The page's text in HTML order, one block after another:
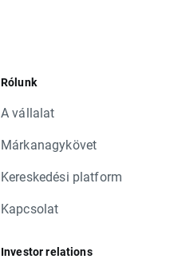
Rólunk
A vállalat
Márkanagykövet
Kereskedési platform
Kapcsolat
Investor relations